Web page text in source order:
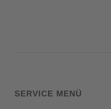
SERVICE MENÜ